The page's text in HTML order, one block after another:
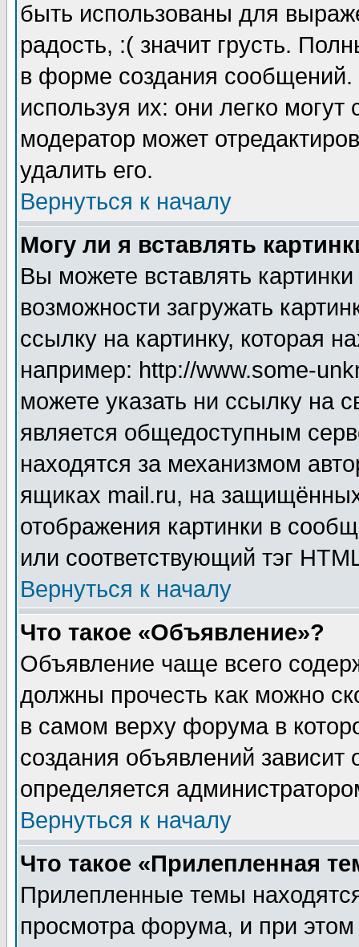
быть использованы для
радость, :( значит грусть.
в форме создания сообщений.
используя их: они легко
модератор может
удалить его.
Вернуться к началу
Могу ли я вставлять
Вы можете вставлять
возможности загружать
ссылку на картинку, которая
например: http://www.some-
можете указать ни ссылку на
является общедоступным
находятся за механизмом
ящиках mail.ru, на
отображения картинки в
или соответствующий тэг
Вернуться к началу
Что такое «Объявление»?
Объявление чаще всего
должны прочесть как можно
в самом верху форума в
создания объявлений зависит
определяется
Вернуться к началу
Что такое «Прилепленная
Прилепленные темы
просмотра форума, и при